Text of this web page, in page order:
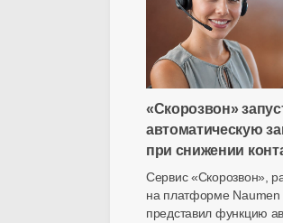
«Скорозвон»
автоматическую
при снижении
Сервис «Скорозвон»,
на платформе Naumen
представил функцию